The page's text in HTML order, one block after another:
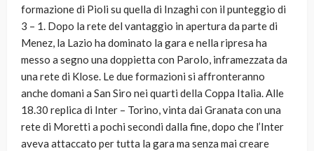
formazione di Pioli su quella di Inzaghi con il punteggio di
3 – 1. Dopo la rete del vantaggio in apertura da parte di
Menez, la Lazio ha dominato la gara e nella ripresa ha
messo a segno una doppietta con Parolo, inframezzata da
una rete di Klose. Le due formazioni si affronteranno
anche domani a San Siro nei quarti della Coppa Italia. Alle
18.30 replica di Inter – Torino, vinta dai Granata con una
rete di Moretti a pochi secondi dalla fine, dopo che l’Inter
aveva attaccato per tutta la gara ma senza mai creare